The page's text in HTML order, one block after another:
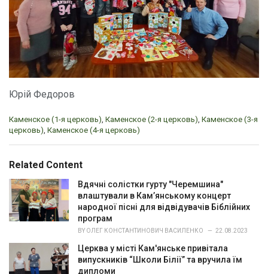
Юрій Федоров
C
a
g
r
e
s
Каменское (1-я церковь), Каменское (2-я церковь), Каменское (3-я
церковь), Каменское (4-я церковь)
Related Content
Вдячні солістки гурту "Черемшина"
влаштували в Кам’янському концерт
народної пісні для відвідувачів Біблійних
програм
BY ОЛЕГ КОНСТАНТИНОВИЧ ВАСИЛЕНКО 22.08.2023
Церква у місті Кам'янське привітала
випускників “Школи Білії” та вручила їм
дипломи